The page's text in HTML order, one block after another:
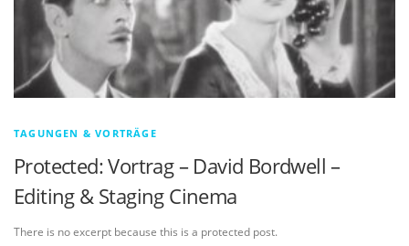
TAGUNGEN & VORTRÄGE
Protected: Vortrag – David Bordwell –
Editing & Staging Cinema
There is no excerpt because this is a protected post.